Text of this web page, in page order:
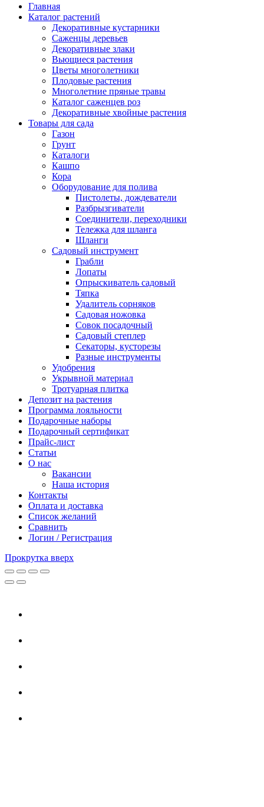
Главная
Каталог растений
Декоративные кустарники
Саженцы деревьев
Декоративные злаки
Вьющиеся растения
Цветы многолетники
Плодовые растения
Многолетние пряные травы
Каталог саженцев роз
Декоративные хвойные растения
Товары для сада
Газон
Грунт
Каталоги
Кашпо
Кора
Оборудование для полива
Пистолеты, дождеватели
Разбрызгиватели
Соединители, переходники
Тележка для шланга
Шланги
Садовый инструмент
Грабли
Лопаты
Опрыскиватель садовый
Тяпка
Удалитель сорняков
Садовая ножовка
Совок посадочный
Садовый степлер
Секаторы, кусторезы
Разные инструменты
Удобрения
Укрывной материал
Тротуарная плитка
Депозит на растения
Программа лояльности
Подарочные наборы
Подарочный сертификат
Прайс-лист
Статьи
О нас
Вакансии
Наша история
Контакты
Оплата и доставка
Список желаний
Сравнить
Логин / Регистрация
Прокрутка вверх